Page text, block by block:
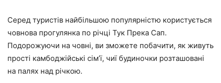
Серед туристів найбільшою популярністю користується
човнова прогулянка по річці Тук Прека Сап.
Подорожуючи на човні, ви зможете побачити, як живуть
прості камбоджійські сім’ї, чиї будиночки розташовані
на палях над річкою.